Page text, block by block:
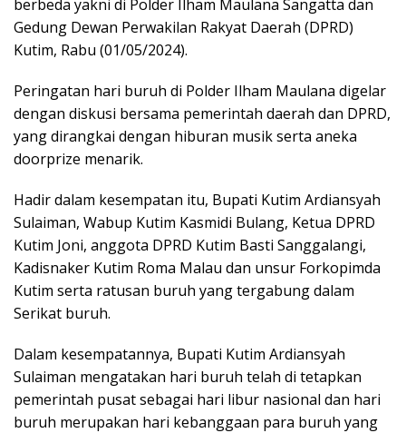
berbeda yakni di Polder Ilham Maulana Sangatta dan
Gedung Dewan Perwakilan Rakyat Daerah (DPRD)
Kutim, Rabu (01/05/2024).
Peringatan hari buruh di Polder Ilham Maulana digelar
dengan diskusi bersama pemerintah daerah dan DPRD,
yang dirangkai dengan hiburan musik serta aneka
doorprize menarik.
Hadir dalam kesempatan itu, Bupati Kutim Ardiansyah
Sulaiman, Wabup Kutim Kasmidi Bulang, Ketua DPRD
Kutim Joni, anggota DPRD Kutim Basti Sanggalangi,
Kadisnaker Kutim Roma Malau dan unsur Forkopimda
Kutim serta ratusan buruh yang tergabung dalam
Serikat buruh.
Dalam kesempatannya, Bupati Kutim Ardiansyah
Sulaiman mengatakan hari buruh telah di tetapkan
pemerintah pusat sebagai hari libur nasional dan hari
buruh merupakan hari kebanggaan para buruh yang